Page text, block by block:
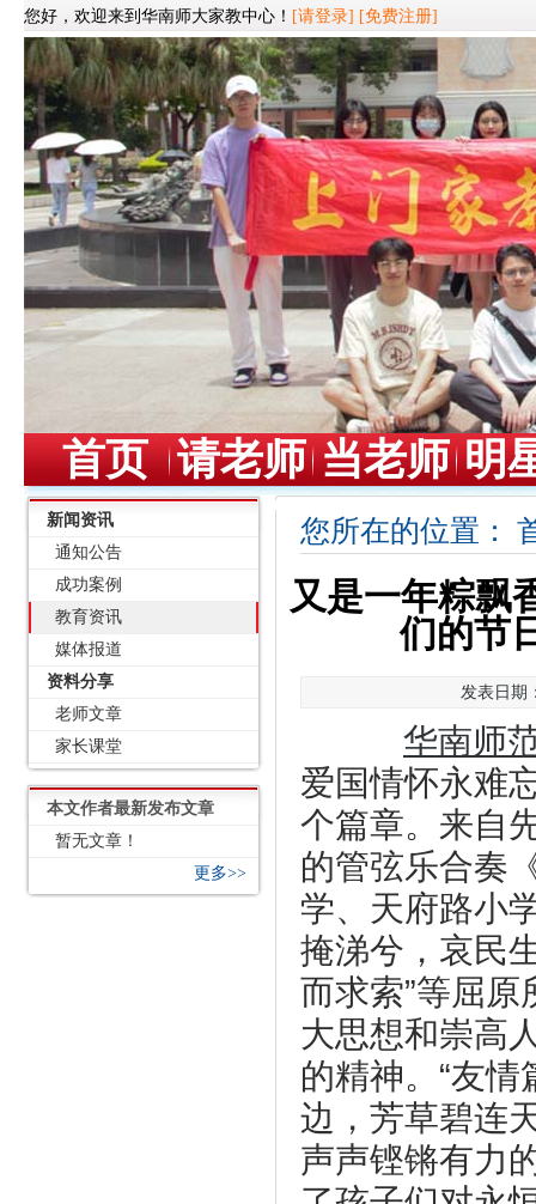
您好，欢迎来到华南师大家教中心！ [请登录] [免费注册]
首页 请老师 当老师 明
新闻资讯
通知公告
成功案例
教育资讯
媒体报道
资料分享
老师文章
家长课堂
本文作者最新发布文章
暂无文章！
更多>>
您所在的位置：
又是一年粽飘
们的节
发表日期
华南师
爱国情怀永难
个篇章。来自
的管弦乐合奏
学、天府路小
掩涕兮，哀民
而求索”等屈
大思想和崇高
的精神。“友情
边，芳草碧连
声声铿锵有力